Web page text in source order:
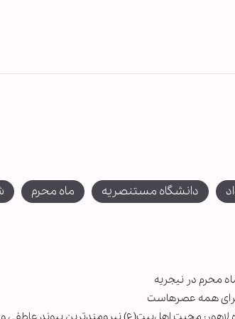
دانشگاه مستنصریه ماه محرم
محرم در نیجریه
برای همه عصرهاست